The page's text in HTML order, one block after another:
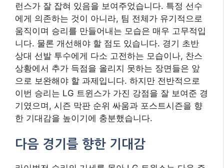
런스가 잘 잡혀 있음을 보여주었습니다. 특정 선수
에게 의존하는 것이 아니라, 팀 전체가 유기적으로
움직이며 승리를 만들어내는 모습은 매우 고무적입
니다. 물론 개선해야 할 점도 있습니다. 경기 초반
상대 선발 투수에게 다소 고전하는 모습이나, 찬스
상황에서 추가 득점을 올리지 못하는 장면들은 앞
으로 보완해야 할 과제입니다. 하지만 전반적으로
이번 승리는 LG 트윈스가 가진 강점을 잘 보여준 경
기였으며, 시즌 막판 순위 싸움과 포스트시즌을 향
한 기대감을 높이기에 충분했습니다.
다음 경기를 향한 기대감